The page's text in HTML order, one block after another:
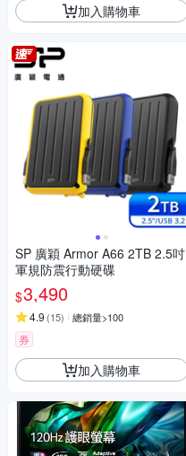
加入購物車
SP 廣穎 Armor A66 2TB 2.5吋
軍規防震行動硬碟
$3,490
4.9 (15) 總銷量>100
券
加入購物車